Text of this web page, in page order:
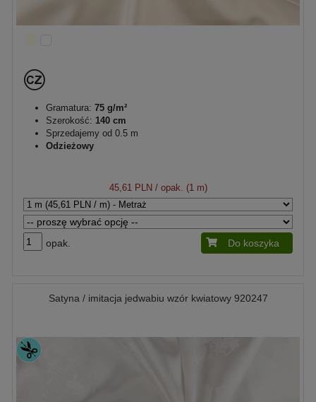
Gramatura: 75 g/m²
Szerokość: 140 cm
Sprzedajemy od 0.5 m
Odzieżowy
45,61 PLN / opak. (1 m)
opak. Do koszyka
Satyna / imitacja jedwabiu wzór kwiatowy 920247